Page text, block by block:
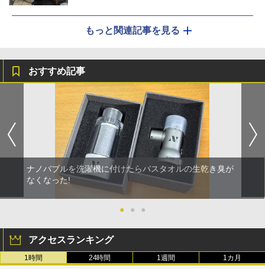
もっと関連記事を見る
おすすめ記事
ナノバブルを洗濯機に付けたらバスタオルの生乾き臭が
なくなった!
● ● ●
アクセスランキング
1時間 24時間 1週間 1カ月